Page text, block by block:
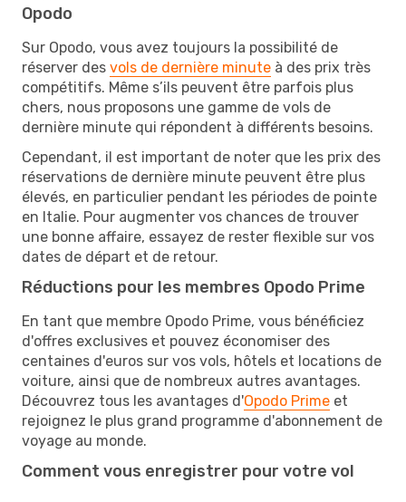
Opodo
Sur Opodo, vous avez toujours la possibilité de
réserver des vols de dernière minute à des prix très
compétitifs. Même s’ils peuvent être parfois plus
chers, nous proposons une gamme de vols de
dernière minute qui répondent à différents besoins.
Cependant, il est important de noter que les prix des
réservations de dernière minute peuvent être plus
élevés, en particulier pendant les périodes de pointe
en Italie. Pour augmenter vos chances de trouver
une bonne affaire, essayez de rester flexible sur vos
dates de départ et de retour.
Réductions pour les membres Opodo Prime
En tant que membre Opodo Prime, vous bénéficiez
d'offres exclusives et pouvez économiser des
centaines d'euros sur vos vols, hôtels et locations de
voiture, ainsi que de nombreux autres avantages.
Découvrez tous les avantages d'Opodo Prime et
rejoignez le plus grand programme d'abonnement de
voyage au monde.
Comment vous enregistrer pour votre vol